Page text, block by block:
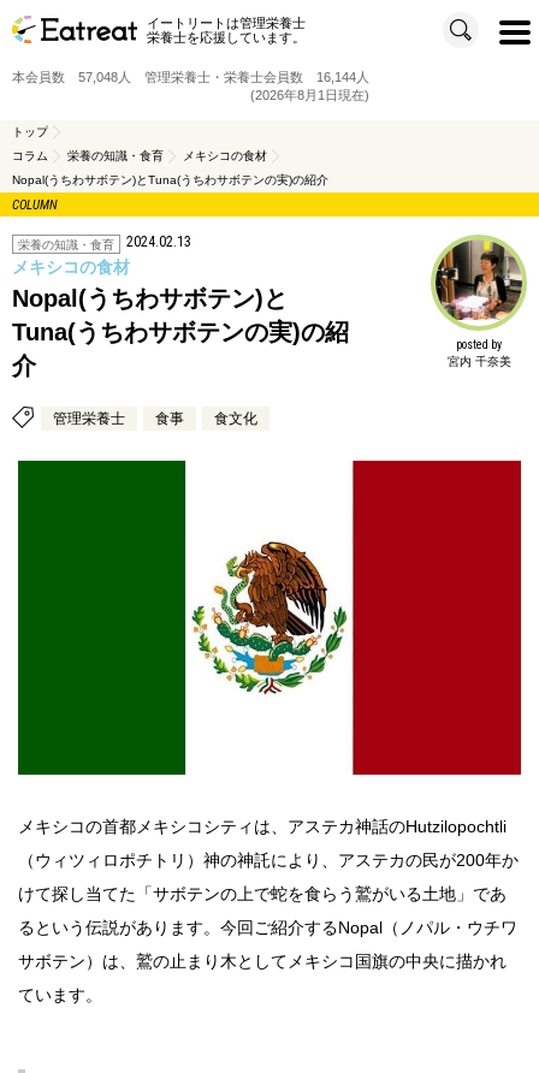
イートリートは管理栄養士
栄養士を応援しています。
t
o
i
本会員数 57,048人 管理栄養士・栄養士会員数 16,144人
(2026年8月1日現在)
トップ
コラム
栄養の知識・食育
メキシコの食材
Nopal(うちわサボテン)とTuna(うちわサボテンの実)の紹介
COLUMN
栄養の知識・食育 2024.02.13
メキシコの食材
Nopal(うちわサボテン)と
Tuna(うちわサボテンの実)の紹
介
posted by
宮内 千奈美
管理栄養士 食事 食文化
メキシコの首都メキシコシティは、アステカ神話のHutzilopochtli
（ウィツィロポチトリ）神の神託により、アステカの民が200年か
けて探し当てた「サボテンの上で蛇を食らう鷲がいる土地」であ
るという伝説があります。今回ご紹介するNopal（ノパル・ウチワ
サボテン）は、鷲の止まり木としてメキシコ国旗の中央に描かれ
ています。